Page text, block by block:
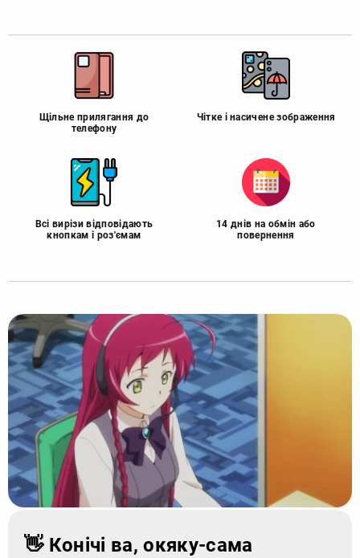
Щільне прилягання до
телефону
Чітке і насичене зображення
Всі вирізи відповідають
кнопкам і роз'ємам
14 днів на обмін або
повернення
👋 Конічі ва, окяку-сама